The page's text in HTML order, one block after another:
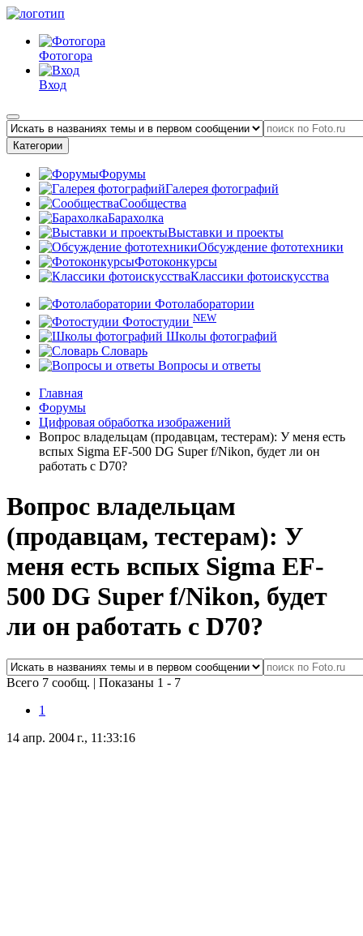
Фотогора
Вход
Категории
Форумы
Галерея фотографий
Сообщества
Барахолка
Выставки и проекты
Обсуждение фототехники
Фотоконкурсы
Классики фотоискусства
Фотолаборатории
Фотостудии NEW
Школы фотографий
Словарь
Вопросы и ответы
Главная
Форумы
Цифровая обработка изображений
Вопрос владельцам (продавцам, тестерам): У меня есть
вспых Sigma EF-500 DG Super f/Nikon, будет ли он
работать с D70?
Вопрос владельцам
(продавцам, тестерам): У
меня есть вспых Sigma EF-
500 DG Super f/Nikon, будет
ли он работать с D70?
Всего 7 сообщ. | Показаны 1 - 7
1
14 апр. 2004 г., 11:33:16